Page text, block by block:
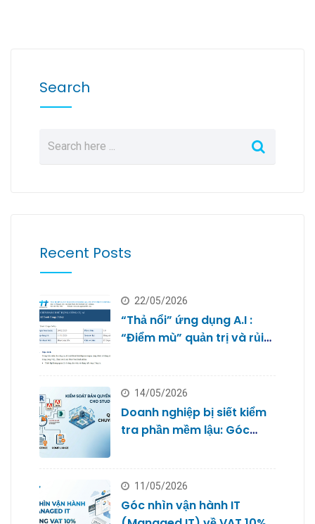
Search
Recent Posts
22/05/2026
“Thả nổi” ứng dụng A.I :
“Điểm mù” quản trị và rủi
14/05/2026
Doanh nghiệp bị siết kiểm
tra phần mềm lậu: Góc
11/05/2026
Góc nhìn vận hành IT